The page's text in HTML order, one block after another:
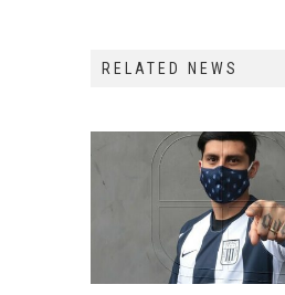
RELATED NEWS